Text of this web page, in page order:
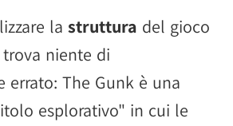
la struttura del gioco
niente di
errato: The Gunk è una
esplorativo" in cui le